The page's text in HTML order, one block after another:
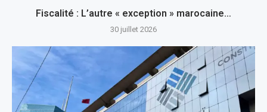
Fiscalité : L’autre « exception » marocaine…
30 juillet 2026